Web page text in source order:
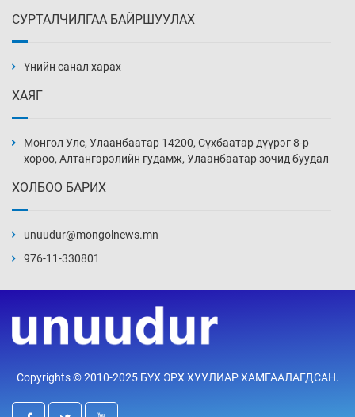
нэмэгджээ
Уржигдар 13 цаг 30 мин
Уржигдар 13 цаг 00 мин
Уржигдар 12 цаг 30 мин
үйлчилж буй гэв
Уржигдар 12 цаг 00 мин
СУРТАЛЧИЛГАА БАЙРШУУЛАХ
Үнийн санал харах
ХАЯГ
Монгол Улс, Улаанбаатар 14200, Сүхбаатар дүүрэг 8-р
хороо, Алтангэрэлийн гудамж, Улаанбаатар зочид буудал
ХОЛБОО БАРИХ
unuudur@mongolnews.mn
976-11-330801
Copyrights © 2010-2025 БҮХ ЭРХ ХУУЛИАР ХАМГААЛАГДСАН.